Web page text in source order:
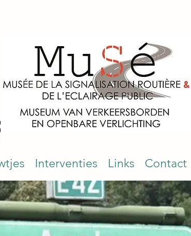
Interventies Links Contact